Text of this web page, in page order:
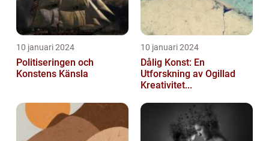
10 januari 2024
Politiseringen och
Konstens Känsla
10 januari 2024
Dålig Konst: En
Utforskning av Ogillad
Kreativitet...